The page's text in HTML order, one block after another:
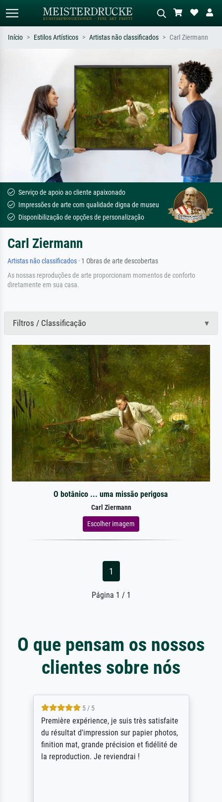
Pesquise por artista, título ou estilo –
ex: Monet, Noite Estrelada,
impressionismo, onda de Hokusai, nu.
Descreva a cena – ex: prado verde,
abstrato com muito vermelho, pintura
a óleo escura, nu em pé ao lado de
uma árvore.
Início Estilos Artísticos Artistas não classificados Carl Ziermann
Serviço de apoio ao cliente apaixonado
Impressões de arte com qualidade digna de museu
Disponibilização de opções de personalização
Carl Ziermann
Artistas não classificados · 1 Obras de arte descobertas
As nossas reproduções de arte proporcionam momentos de conforto
diretamente em sua casa.
Filtros / Classificação
O botânico ... uma missão perigosa
Carl Ziermann
Escolher imagem
1
Página 1 / 1
O que pensam os nossos
clientes sobre nós
5 / 5
Première expérience, je suis très satisfaite
du résultat d'impression sur papier photos,
finition mat, grande précision et fidélité de
la reproduction. Je reviendrai !